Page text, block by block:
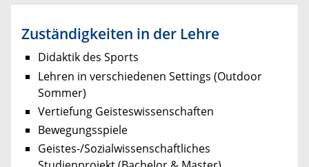
Zuständigkeiten in der Lehre
Didaktik des Sports
Lehren in verschiedenen Settings (Outdoor
Sommer)
Vertiefung Geisteswissenschaften
Bewegungsspiele
Geistes-/Sozialwissenschaftliches